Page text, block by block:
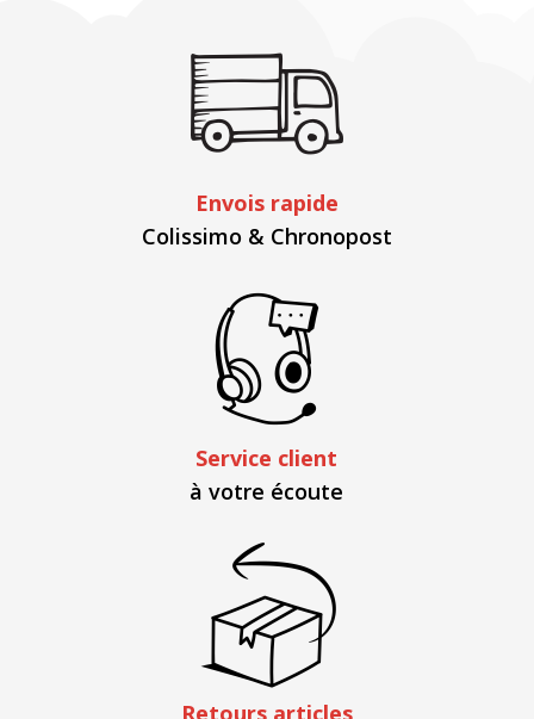
Envois rapide
Colissimo & Chronopost
Service client
à votre écoute
Retours articles